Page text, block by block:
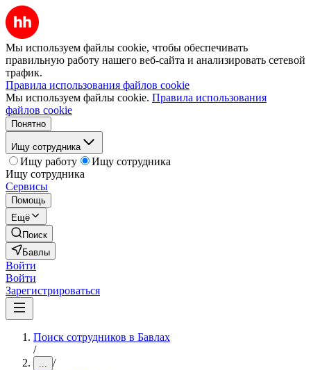
Мы используем файлы cookie, чтобы обеспечивать
правильную работу нашего веб-сайта и анализировать сетевой
трафик.
Правила использования файлов cookie
Мы используем файлы cookie. Правила использования
файлов cookie
Понятно
Ищу сотрудника
Ищу работу
Ищу сотрудника
Ищу сотрудника
Сервисы
Помощь
Ещё
Поиск
Бавлы
Войти
Войти
Зарегистрироваться
Поиск сотрудников в Бавлах
/
... /